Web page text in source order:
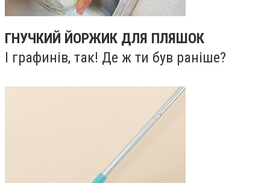
ГНУЧКИЙ ЙОРЖИК ДЛЯ ПЛЯШОК
І графинів, так! Де ж ти був раніше?